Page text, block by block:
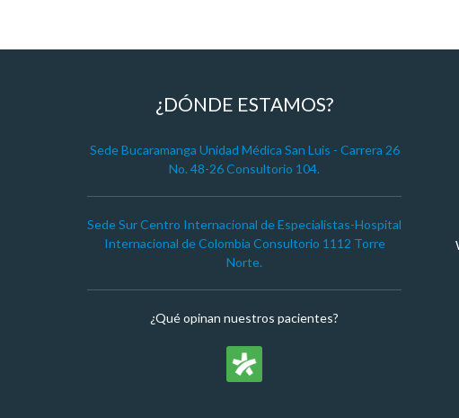
¿DÓNDE ESTAMOS?
Sede Bucaramanga Unidad Médica San Luis - Carrera 26
No. 48-26 Consultorio 104.
Sede Sur Centro Internacional de Especialistas-Hospital
Internacional de Colombia Consultorio 1112 Torre
Norte.
¿Qué opinan nuestros pacientes?